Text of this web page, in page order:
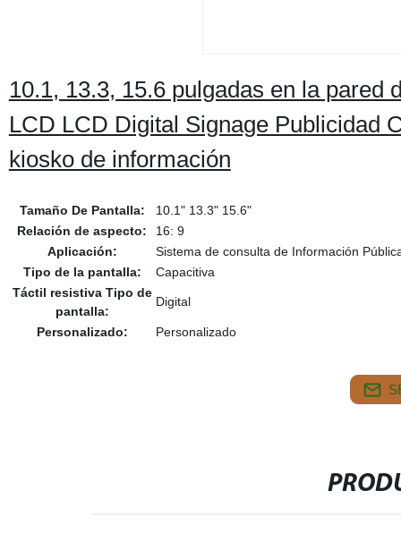
10.1, 13.3, 15.6 pulgadas en la pared
LCD LCD Digital Signage Publicidad
kiosko de información
Tamaño De Pantalla:
10.1" 13.3" 15.6"
Relación de aspecto:
16: 9
Aplicación:
Sistema de consulta de Información
Tipo de la pantalla:
Capacitiva
Táctil resistiva Tipo de
pantalla:
Digital
Personalizado: Personalizado